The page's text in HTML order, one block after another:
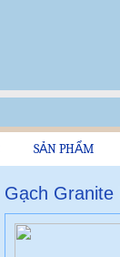
SẢN PHẨM
Gạch Granite